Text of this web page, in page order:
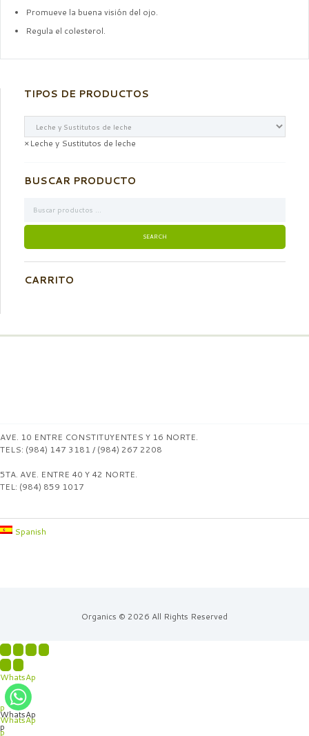
Promueve la buena visión del ojo.
Regula el colesterol.
TIPOS DE PRODUCTOS
×Leche y Sustitutos de leche
BUSCAR PRODUCTO
CARRITO
AVE. 10 ENTRE CONSTITUYENTES Y 16 NORTE.
TELS: (984) 147 3181 / (984) 267 2208
5TA. AVE. ENTRE 40 Y 42 NORTE.
TEL: (984) 859 1017
Spanish
Organics © 2026 All Rights Reserved
WhatsAp
p
WhatsAp
p
WhatsAp
p